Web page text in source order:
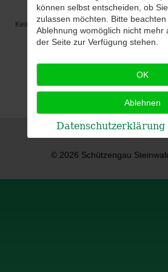
Keine Termine
© 2026 Schützengau
können selbst entscheiden, ob
zulassen möchten. Bitte
Ablehnung womöglich nicht mehr
der Seite zur Verfügung stehen.
OK
Ablehnen
Datenschutzerklärung